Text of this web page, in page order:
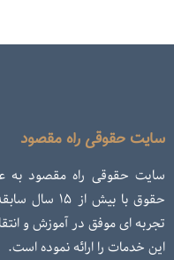
سایت حقوقی راه مقصود
سایت حقوقی راه مقصود به
حقوق با بیش
تجربه ای موفق در آموزش و
این خدمات را ارائه نموده است.